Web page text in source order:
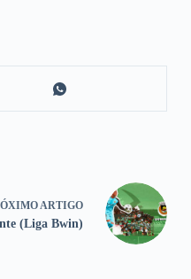
ARTIGO
(Liga Bwin)